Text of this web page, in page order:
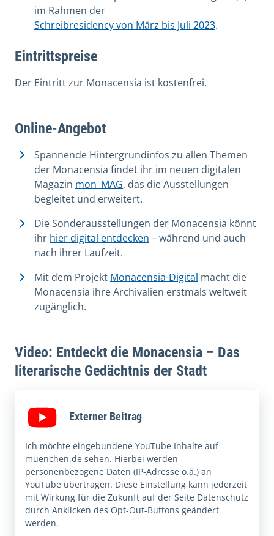
im Rahmen der
Schreibresidency von März bis Juli 2023.
Eintrittspreise
Der Eintritt zur Monacensia ist kostenfrei.
Online-Angebot
Spannende Hintergrundinfos zu allen Themen
der Monacensia findet ihr im neuen digitalen
Magazin mon_MAG, das die Ausstellungen
begleitet und erweitert.
Die Sonderausstellungen der Monacensia könnt
ihr hier digital entdecken –während und auch
nach ihrer Laufzeit.
Mit dem Projekt Monacensia-Digital macht die
Monacensia ihre Archivalien erstmals weltweit
zugänglich.
Video: Entdeckt die Monacensia – Das
literarische Gedächtnis der Stadt
Externer Beitrag
Ich möchte eingebundene YouTube Inhalte auf
muenchen.de sehen. Hierbei werden
personenbezogene Daten (IP-Adresse o.ä.) an
YouTube übertragen. Diese Einstellung kann jederzeit
mit Wirkung für die Zukunft auf der Seite Datenschutz
durch Anklicken des Opt-Out-Buttons geändert
werden.